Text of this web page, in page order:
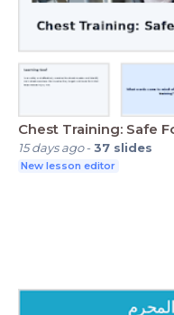
Chest Training: Safe
15 days ago-37 slides
New lesson editor